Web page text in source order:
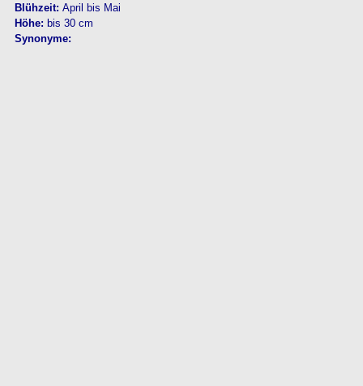
Blühzeit: April bis Mai
Höhe: bis 30 cm
Synonyme: